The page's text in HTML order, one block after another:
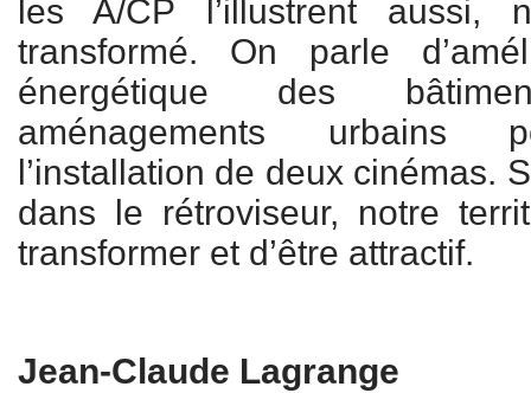
les A/CP l’illustrent aussi,
transformé. On parle
énergétique des
aménagements urbains
l’installation de deux cinémas.
dans le rétroviseur, notre
transformer et d’être attractif.
Jean-Claude Lagrange